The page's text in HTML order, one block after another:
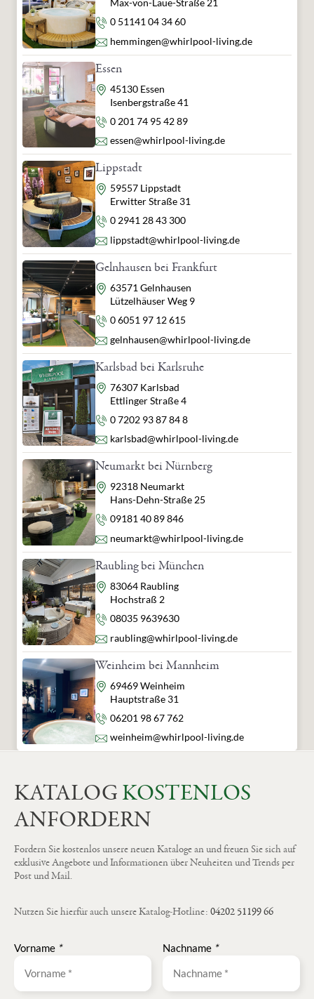
Telefon
0 51141 04 34 60
E-Mail
hemmingen@whirlpool-living.de
Essen
Adresse
45130 Essen
Isenbergstraße 41
Telefon
0 201 74 95 42 89
E-Mail
essen@whirlpool-living.de
Lippstadt
Adresse
59557 Lippstadt
Erwitter Straße 31
Telefon
0 2941 28 43 300
E-Mail
lippstadt@whirlpool-living.de
Gelnhausen bei Frankfurt
Adresse
63571 Gelnhausen
Lützelhäuser Weg 9
Telefon
0 6051 97 12 615
E-Mail
gelnhausen@whirlpool-living.de
Karlsbad bei Karlsruhe
Adresse
76307 Karlsbad
Ettlinger Straße 4
Telefon
0 7202 93 87 84 8
E-Mail
karlsbad@whirlpool-living.de
Neumarkt bei Nürnberg
Adresse
92318 Neumarkt
Hans-Dehn-Straße 25
Telefon
09181 40 89 846
E-Mail
neumarkt@whirlpool-living.de
Raubling bei München
Adresse
83064 Raubling
Hochstraß 2
Telefon
08035 9639630
E-Mail
raubling@whirlpool-living.de
Weinheim bei Mannheim
Adresse
69469 Weinheim
Hauptstraße 31
Telefon
06201 98 67 762
E-Mail
weinheim@whirlpool-living.de
KATALOG KOSTENLOS
ANFORDERN
Fordern Sie kostenlos unsere neuen Kataloge an und freuen Sie sich auf
exklusive Angebote und Informationen über Neuheiten und Trends per
Post und Mail.
Nutzen Sie hierfür auch unsere Katalog-Hotline: 04202 51199 66
Vorname * Nachname *